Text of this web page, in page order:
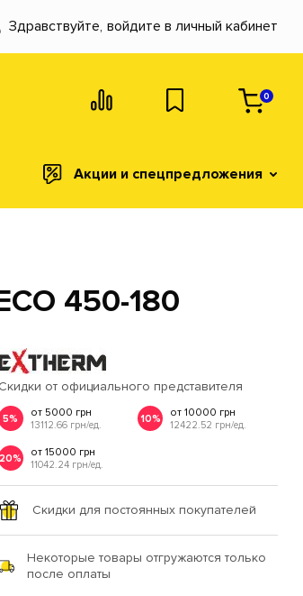
Здравствуйте, войдите в личный кабинет
0
Акции и спецпредложения
450-180
Скидки от официального представителя
5% от 5000 грн
13112.66 грн/ед.
10% от 10000 грн
12422.52 грн/ед.
20% от 15000 грн
11042.24 грн/ед.
Скидки для постоянных покупателей
Некоторые товары отгружаются только
после оплаты